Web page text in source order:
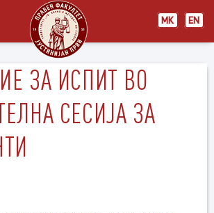
МК EN
ЗА ИСПИТ ВО
СЕСИЈА ЗА